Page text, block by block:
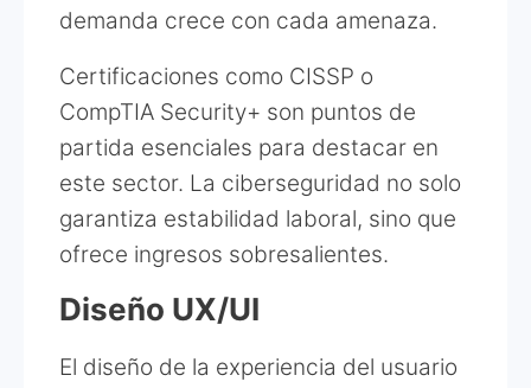
demanda crece con cada amenaza.
Certificaciones como CISSP o
CompTIA Security+ son puntos de
partida esenciales para destacar en
este sector. La ciberseguridad no solo
garantiza estabilidad laboral, sino que
ofrece ingresos sobresalientes.
Diseño UX/UI
El diseño de la experiencia del usuario